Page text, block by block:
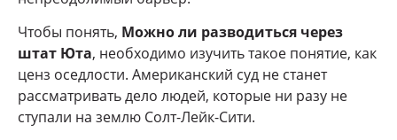
Чтобы понять, Можно ли разводиться через
штат Юта, необходимо изучить такое понятие, как
ценз оседлости. Американский суд не станет
рассматривать дело людей, которые ни разу не
ступали на землю Солт-Лейк-Сити.